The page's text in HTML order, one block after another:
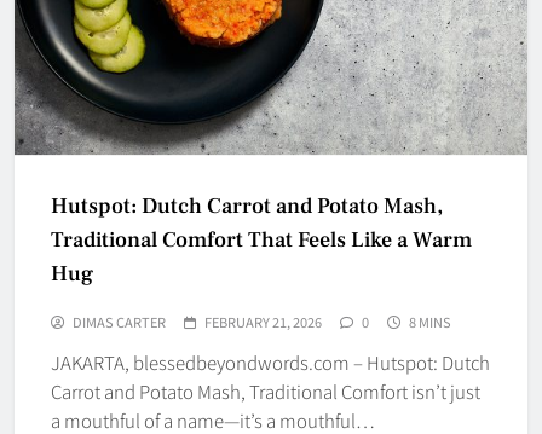
Hutspot: Dutch Carrot and Potato Mash,
Traditional Comfort That Feels Like a Warm
Hug
DIMAS CARTER FEBRUARY 21, 2026 0 8 MINS
JAKARTA, blessedbeyondwords.com – Hutspot: Dutch
Carrot and Potato Mash, Traditional Comfort isn’t just
a mouthful of a name—it’s a mouthful…